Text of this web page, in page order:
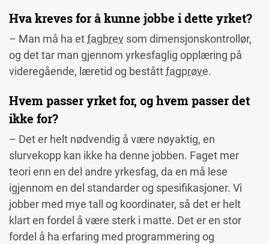
Hva kreves for å kunne jobbe i dette yrket?
– Man må ha etfagbrev som dimensjonskontrollør,
og det tar man gjennom yrkesfaglig opplæring på
videregående, læretid og beståttfagprøve.
Hvem passer yrket for, og hvem passer det
ikke for?
– Det er helt nødvendig å være nøyaktig, en
slurvekopp kan ikke ha denne jobben. Faget mer
teori enn en del andre yrkesfag, da en må lese
igjennom en del standarder og spesifikasjoner. Vi
jobber med mye tall og koordinater, så det er helt
klart en fordel å være sterk i matte. Det er en stor
fordel å ha erfaring med programmering og